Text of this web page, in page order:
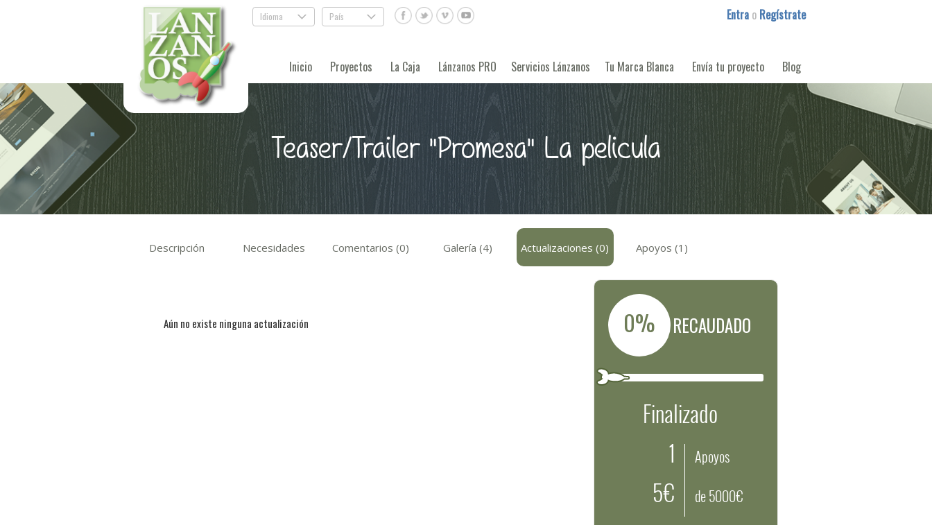
Idioma . País . Entra o Regístrate
Inicio Proyectos La Caja Lánzanos PRO Servicios Lánzanos Tu Marca Blanca Envía tu proyecto Blog
Teaser/Trailer "Promesa" La pelicula
Descripción Necesidades Comentarios (0) Galería (4) Actualizaciones (0) Apoyos (1)
Aún no existe ninguna actualización 0% RECAUDADO
Finalizado
1
5€
Apoyos
de 5000€